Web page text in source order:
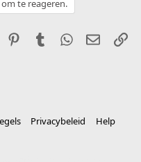
te reageren.
PinterestTumblr WhatsApp
E-mail
Privacybeleid
Help